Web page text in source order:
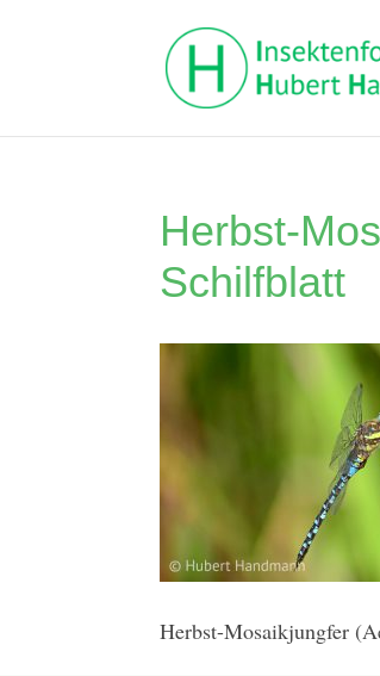
Herbst-
Schilfblatt
Herbst-Mosaikjungfer